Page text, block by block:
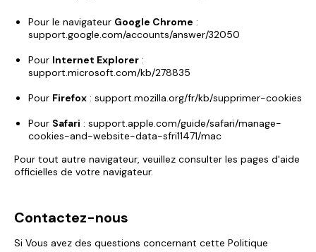
Pour le navigateur Google Chrome :
support.google.com/accounts/answer/32050
Pour Internet Explorer :
support.microsoft.com/kb/278835
Pour Firefox : support.mozilla.org/fr/kb/supprimer-cookies
Pour Safari : support.apple.com/guide/safari/manage-
cookies-and-website-data-sfri11471/mac
Pour tout autre navigateur, veuillez consulter les pages d'aide
officielles de votre navigateur.
Contactez-nous
Si Vous avez des questions concernant cette Politique